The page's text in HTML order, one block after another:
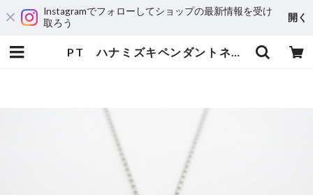
Instagramでフォローしてショップの最新情報を受け
取ろう
開く
PT ハナミズキペンダントネックレス | 宝飾工房 Ｋ’ｓ ＣＲＡＦＴ